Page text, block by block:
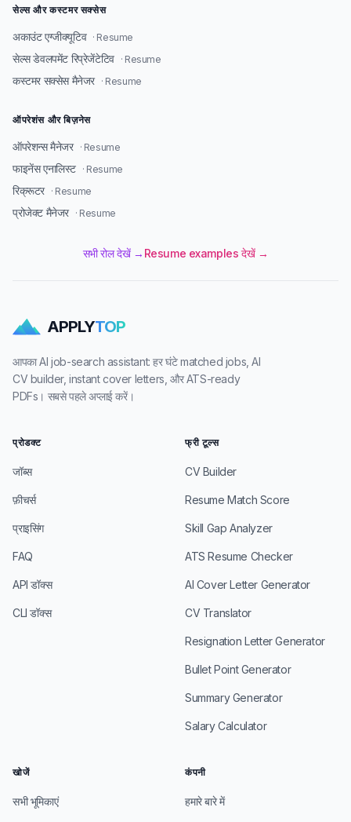
सेल्स और कस्टमर सक्सेस
अकाउंट एग्जीक्यूटिव · Resume
सेल्स डेवलपमेंट रिप्रेजेंटेटिव · Resume
कस्टमर सक्सेस मैनेजर · Resume
ऑपरेशंस और बिज़नेस
ऑपरेशन्स मैनेजर · Resume
फाइनेंस एनालिस्ट · Resume
रिक्रूटर · Resume
प्रोजेक्ट मैनेजर · Resume
सभी रोल देखें → Resume examples देखें →
APPLYTOP
आपका AI job-search assistant: हर घंटे matched jobs, AI
CV builder, instant cover letters, और ATS-ready
PDFs। सबसे पहले अप्लाई करें।
प्रोडक्ट
जॉब्स
फ़ीचर्स
प्राइसिंग
FAQ
API डॉक्स
CLI डॉक्स
फ्री टूल्स
CV Builder
Resume Match Score
Skill Gap Analyzer
ATS Resume Checker
AI Cover Letter Generator
CV Translator
Resignation Letter Generator
Bullet Point Generator
Summary Generator
Salary Calculator
खोजें
सभी भूमिकाएं
कंपनी
हमारे बारे में